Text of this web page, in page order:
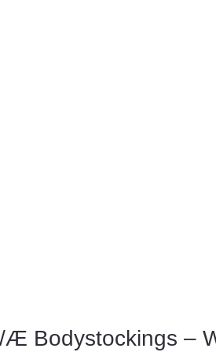
Bodystockings –